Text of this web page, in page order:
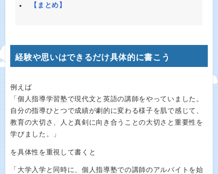
【まとめ】
経験や思いはできるだけ具体的に書こう
例えば
「個人指導学習塾で現代文と英語の講師をやっていました。
自分の指導ひとつで成績が劇的に変わる様子を肌で感じて、
教育の大切さ、人と真剣に向き合うことの大切さと重要性を
学びました。」
を具体性を重視して書くと
「大学入学と同時に、個人指導塾での講師のアルバイトを始